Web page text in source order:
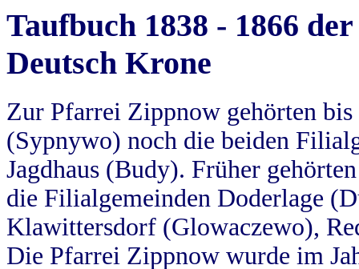
Taufbuch 1838 - 1866
Deutsch Krone
Zur Pfarrei Zippnow gehörten
(Sypnywo) noch die beiden
Jagdhaus (Budy). Früher
die Filialgemeinden Doderlage
Klawittersdorf (Glowaczewo),
Die Pfarrei Zippnow wurde im